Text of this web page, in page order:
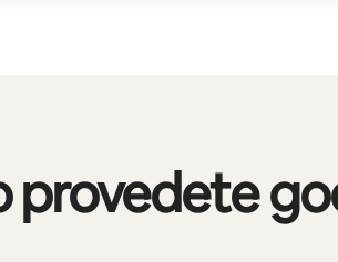
provedete